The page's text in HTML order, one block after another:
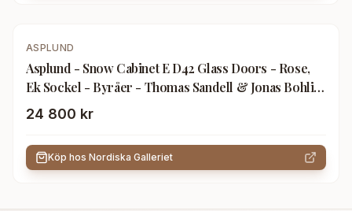
ASPLUND
Asplund - Snow Cabinet E D42 Glass Doors - Rose,
Ek Sockel - Byråer - Thomas Sandell & Jonas Bohlin
- Beige - Trä
24 800 kr
Köp hos Nordiska Galleriet